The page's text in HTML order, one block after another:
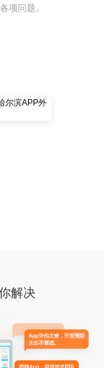
项问题。
解决